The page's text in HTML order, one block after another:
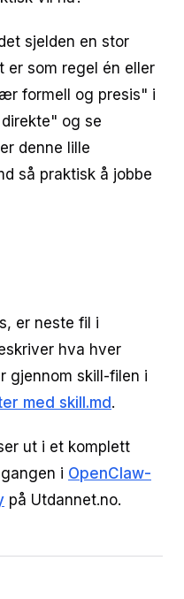
sjelden en stor
er som regel én eller
formell og presis" i
og se
denne lille
så praktisk å jobbe
er neste fil i
hva hver
gjennom skill-filen i
med skill.md .
ut i et komplett
i OpenClaw-
på Utdannet.no.